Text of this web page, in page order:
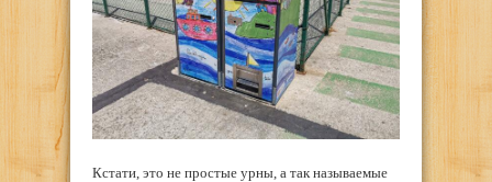
Кстати, это не простые урны, а так называемые